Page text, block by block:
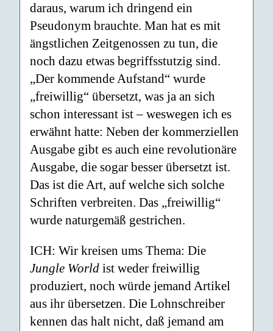
daraus, warum ich dringend ein
Pseudonym brauchte. Man hat es mit
ängstlichen Zeitgenossen zu tun, die
noch dazu etwas begriffsstutzig sind.
„Der kommende Aufstand“ wurde
„freiwillig“ übersetzt, was ja an sich
schon interessant ist – weswegen ich es
erwähnt hatte: Neben der kommerziellen
Ausgabe gibt es auch eine revolutionäre
Ausgabe, die sogar besser übersetzt ist.
Das ist die Art, auf welche sich solche
Schriften verbreiten. Das „freiwillig“
wurde naturgemäß gestrichen.
ICH: Wir kreisen ums Thema: Die
Jungle World ist weder freiwillig
produziert, noch würde jemand Artikel
aus ihr übersetzen. Die Lohnschreiber
kennen das halt nicht, daß jemand am